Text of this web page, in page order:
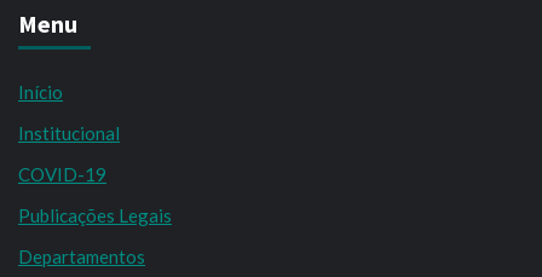
Menu
Início
Institucional
COVID-19
Publicações Legais
Departamentos